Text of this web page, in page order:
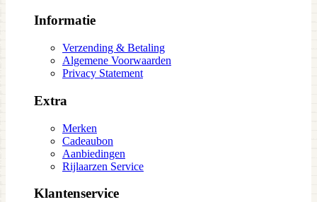
Informatie
Verzending & Betaling
Algemene Voorwaarden
Privacy Statement
Extra
Merken
Cadeaubon
Aanbiedingen
Rijlaarzen Service
Klantenservice